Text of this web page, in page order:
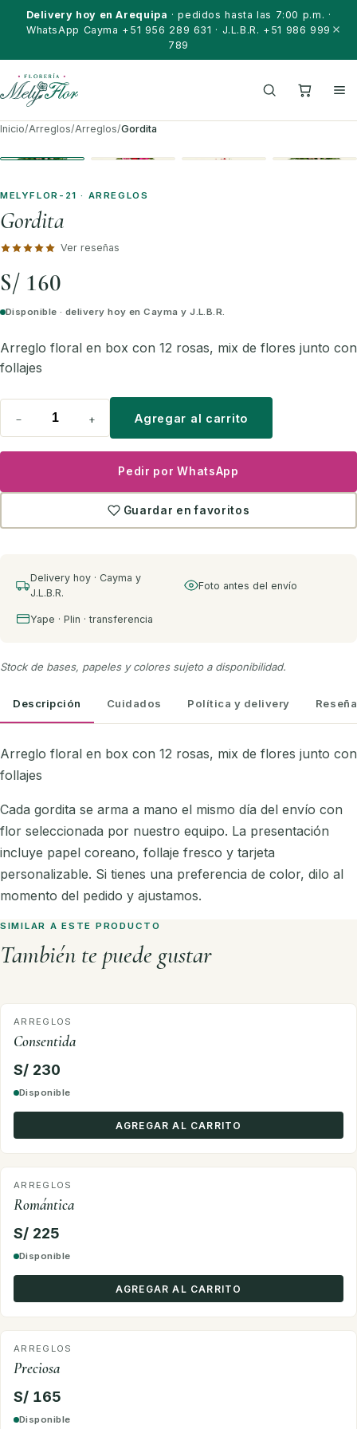
Saltar al contenido
Delivery hoy en Arequipa · pedidos hasta las 7:00 p.m. ·
WhatsApp Cayma +51 956 289 631 · J.L.B.R. +51 986 999
789
Inicio/Arreglos/Arreglos/Gordita
MELYFLOR-21 · ARREGLOS
Gordita
Ver reseñas
S/ 160
Disponible · delivery hoy en Cayma y J.L.B.R.
Arreglo floral en box con 12 rosas, mix de flores junto con
follajes
− + Agregar al carrito
Pedir por WhatsApp
Guardar en favoritos
Delivery hoy · Cayma y
J.L.B.R.
Foto antes del envío
Yape · Plin · transferencia
Stock de bases, papeles y colores sujeto a disponibilidad.
Descripción Cuidados Política y delivery
Arreglo floral en box con 12 rosas, mix de flores junto con
follajes
Cada gordita se arma a mano el mismo día del envío con
flor seleccionada por nuestro equipo. La presentación
incluye papel coreano, follaje fresco y tarjeta
personalizable. Si tienes una preferencia de color, dilo al
momento del pedido y ajustamos.
SIMILAR A ESTE PRODUCTO
También te puede gustar
ARREGLOS
Consentida
S/ 230
Disponible
AGREGAR AL CARRITO
ARREGLOS
Romántica
S/ 225
Disponible
AGREGAR AL CARRITO
ARREGLOS
Preciosa
S/ 165
Disponible